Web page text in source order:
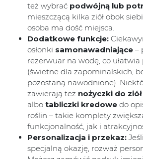
też wybrać podwójną lub
mieszczącą kilka ziół obok
osoba ma dość miejsca.
Dodatkowe funkcje:
osłonki samonawadniające –
rezerwuar na wodę, co
(świetne dla zapominalskich,
pozostaną nawodnione).
zawierają też nożyczki do ziół
albo tabliczki kredowe do
roślin – takie komplety
funkcjonalność, jak i
Personalizacja i przekaz:
specjalną okazję, rozważ